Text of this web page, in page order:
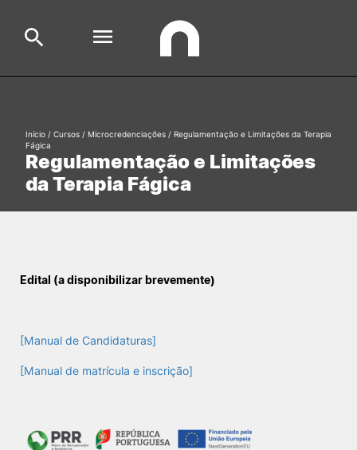
Cursos
Search
Formative Offer
Regulamentação e Limitações
da Terapia Fágica
Início / Cursos / Microcredenciações / Regulamentação e Limitações da Terapia
Fágica
Edital (a disponibilizar brevemente)
[Manual de Candidaturas]
[Manual de matrícula e inscrição]